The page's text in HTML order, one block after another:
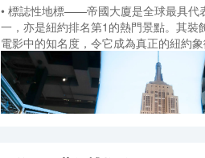
• 標誌性地標——帝國大廈是全球最具代
一，亦是紐約排名第1的熱門景點。其裝
電影中的知名度，令它成為真正的紐約象